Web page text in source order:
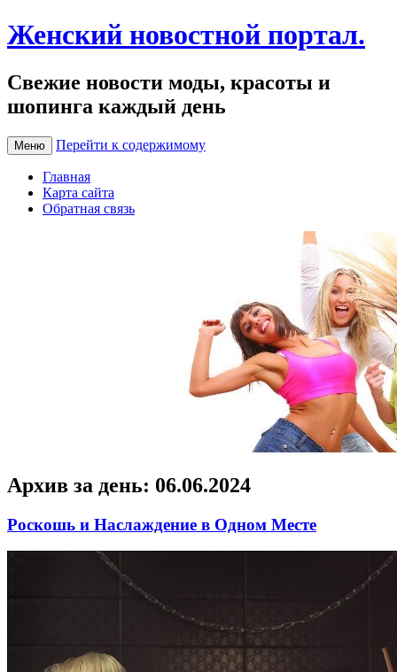
Женский новостной портал.
Свежие новости моды, красоты и
шопинга каждый день
Меню Перейти к содержимому
Главная
Карта сайта
Обратная связь
Архив за день: 06.06.2024
Роскошь и Наслаждение в Одном Месте